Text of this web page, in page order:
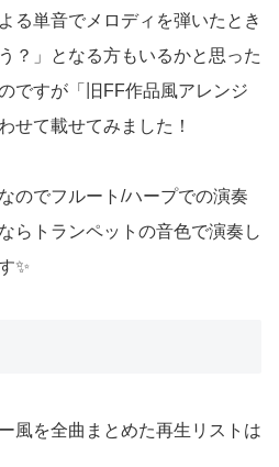
る単音でメロディを弾いたとき
？」となる方もいるかと思った
ですが「旧FF作品風アレンジ
せて載せてみました！
のでフルート/ハープでの演奏
らトランペットの音色で演奏し
✨
風を全曲まとめた再生リストは